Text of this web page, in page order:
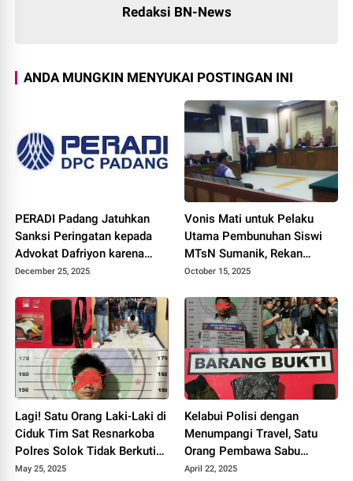
Redaksi BN-News
ANDA MUNGKIN MENYUKAI POSTINGAN INI
PERADI Padang Jatuhkan
Sanksi Peringatan kepada
Advokat Dafriyon karena
Langgar Kode Etik
December 25, 2025
Vonis Mati untuk Pelaku
Utama Pembunuhan Siswi
MTsN Sumanik, Rekan
Dihukum 18 Tahun Penjara
October 15, 2025
Lagi! Satu Orang Laki-Laki di
Ciduk Tim Sat Resnarkoba
Polres Solok Tidak Berkutik.
Ini katanya Kasat Iptu Rico
May 25, 2025
Kelabui Polisi dengan
Menumpangi Travel, Satu
Orang Pembawa Sabu
Ditangkap di Solok
April 22, 2025